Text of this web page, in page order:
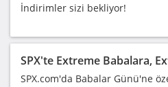
İndirimler sizi bekliyor!
SPX'te Extreme Babalara,
SPX.com'da Babalar Günü'ne